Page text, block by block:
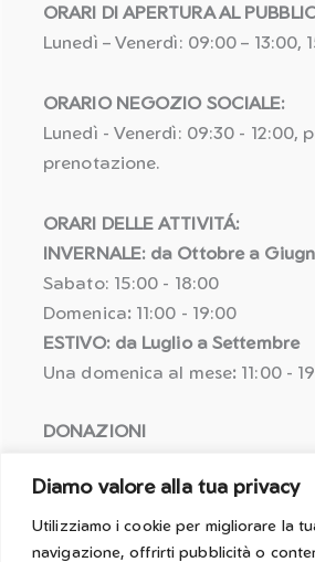
Diamo valore alla tua privacy
Utilizziamo i cookie per migliorare la
navigazione, offrirti pubblicità o
ORARI DI APERTURA AL
Lunedì – Venerdì: 09:00 – 13:00,
ORARIO NEGOZIO SOCIALE:
Lunedì - Venerdì: 09:30 - 12:00,
prenotazione.
ORARI DELLE ATTIVITÁ:
INVERNALE: da Ottobre a
Sabato: 15:00 - 18:00
Domenica: 11:00 - 19:00
ESTIVO: da Luglio a Settembre
Una domenica al mese: 11:00 -
DONAZIONI
IBAN: IT25 R058 5611 6010 5057
BIC: BPAAIT2B050